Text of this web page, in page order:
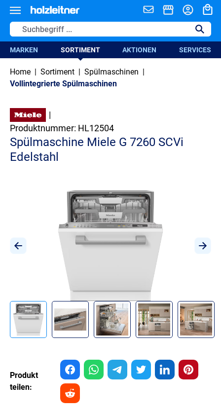
springen
MARKEN SORTIMENT AKTIONEN SERVICES
Home | Sortiment | Spülmaschinen |
Vollintegrierte Spülmaschinen
|
Produktnummer: HL12504
Spülmaschine Miele G 7260 SCVi
Edelstahl
Bildergalerie überspringen
Produkt
teilen: